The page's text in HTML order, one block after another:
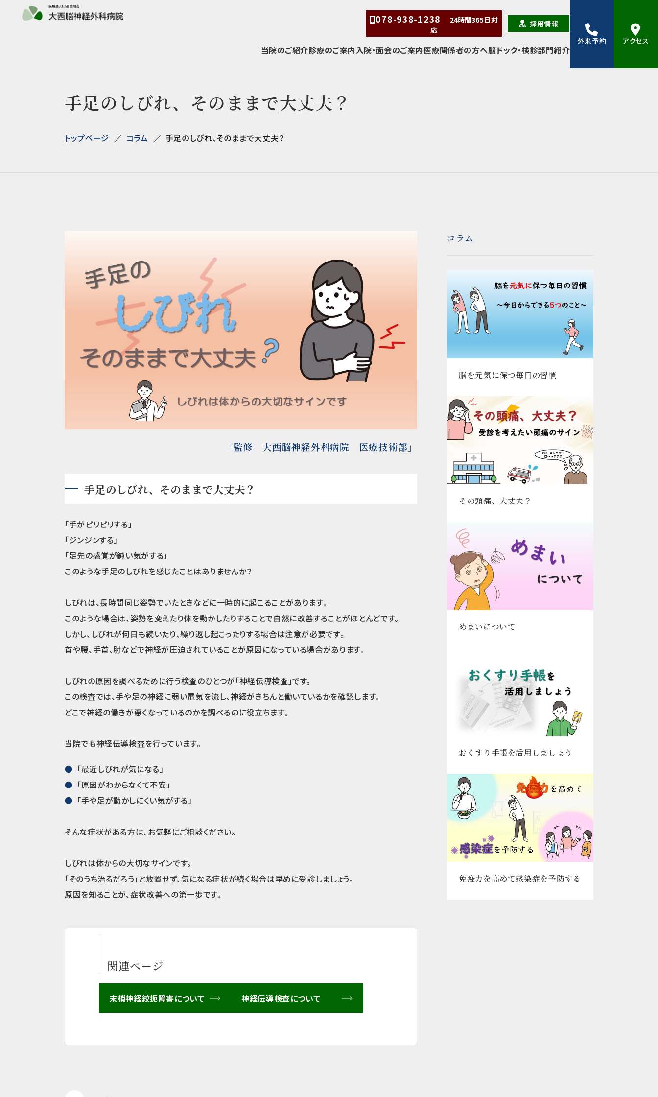
078-938-1238 24時間365日対
応
採用情報
当院のご紹介診療のご案内入院・面会のご案内医療関係者の方へ脳ドック・検診部門紹介
外来予約 アクセス
手足のしびれ、そのままで大丈夫？
トップページ コラム 手足のしびれ、そのままで大丈夫？
「監修 大西脳神経外科病院 医療技術部」
手足のしびれ、そのままで大丈夫？
「手がピリピリする」
「ジンジンする」
「足先の感覚が鈍い気がする」
このような手足のしびれを感じたことはありませんか？
しびれは、長時間同じ姿勢でいたときなどに一時的に起こることがあります。
このような場合は、姿勢を変えたり体を動かしたりすることで自然に改善することがほとんどです。
しかし、しびれが何日も続いたり、繰り返し起こったりする場合は注意が必要です。
首や腰、手首、肘などで神経が圧迫されていることが原因になっている場合があります。
しびれの原因を調べるために行う検査のひとつが「神経伝導検査」です。
この検査では、手や足の神経に弱い電気を流し、神経がきちんと働いているかを確認します。
どこで神経の働きが悪くなっているのかを調べるのに役立ちます。
当院でも神経伝導検査を行っています。
「最近しびれが気になる」
「原因がわからなくて不安」
「手や足が動かしにくい気がする」
そんな症状がある方は、お気軽にご相談ください。
しびれは体からの大切なサインです。
「そのうち治るだろう」と放置せず、気になる症状が続く場合は早めに受診しましょう。
原因を知ることが、症状改善への第一歩です。
関連ページ
末梢神経絞扼障害について 神経伝導検査について
コラム
脳を元気に保つ毎日の習慣
その頭痛、大丈夫？
めまいについて
おくすり手帳を活用しましょう
免疫力を高めて感染症を予防する